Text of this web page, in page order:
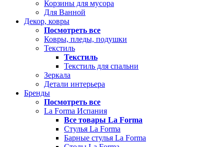
Корзины для мусора
Для Ванной
Декор, ковры
Посмотреть все
Ковры, пледы, подушки
Текстиль
Текстиль
Текстиль для спальни
Зеркала
Детали интерьера
Бренды
Посмотреть все
La Forma Испания
Все товары La Forma
Стулья La Forma
Барные стулья La Forma